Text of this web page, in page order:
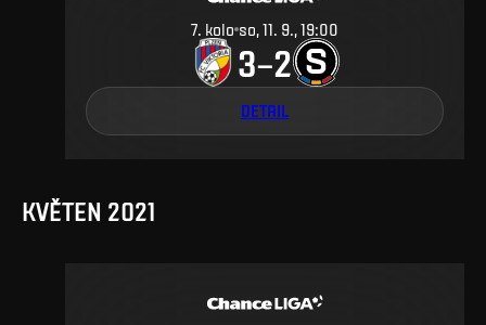
7. kolo so, 11. 9., 19:00
3–2
DETAIL
KVĚTEN 2021